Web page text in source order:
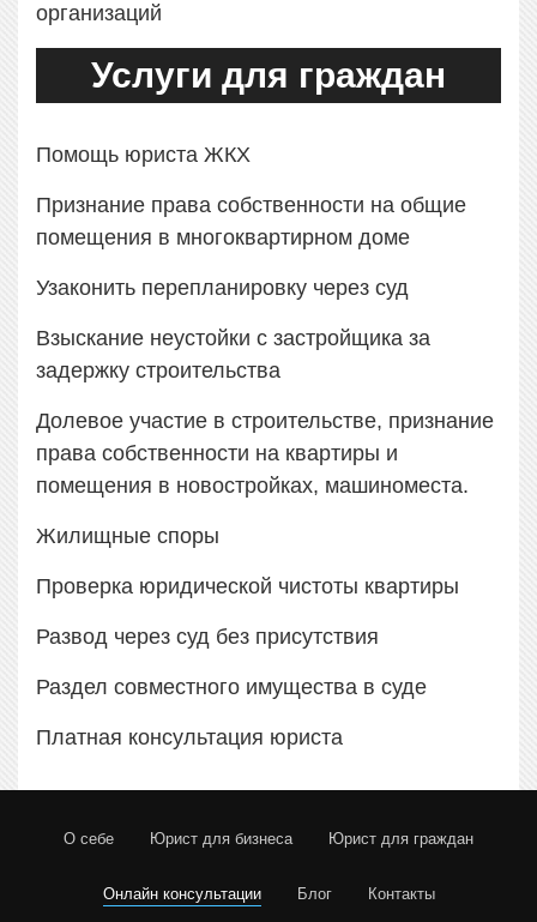
организаций
Услуги для граждан
Помощь юриста ЖКХ
Признание права собственности на общие
помещения в многоквартирном доме
Узаконить перепланировку через суд
Взыскание неустойки с застройщика за
задержку строительства
Долевое участие в строительстве, признание
права собственности на квартиры и
помещения в новостройках, машиноместа.
Жилищные споры
Проверка юридической чистоты квартиры
Развод через суд без присутствия
Раздел совместного имущества в суде
Платная консультация юриста
О себе Юрист для бизнеса Юрист для граждан
Онлайн консультации Блог Контакты